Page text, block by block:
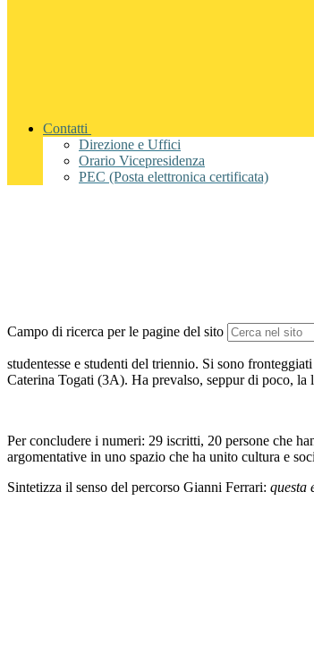
Contatti
Direzione e Uffici
Orario Vicepresidenza
PEC (Posta elettronica certificata)
Campo di ricerca per le pagine del sito
studentesse e studenti del triennio. Si sono
Caterina Togati (3A). Ha prevalso, seppur di poco, la
Per concludere i numeri: 29 iscritti, 20 persone che
argomentative in uno spazio che ha unito cultura e
Sintetizza il senso del percorso Gianni Ferrari: questa